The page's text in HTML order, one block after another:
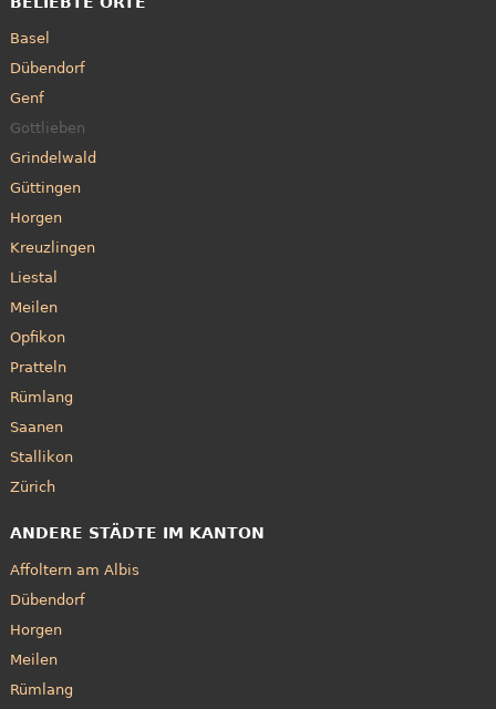
Basel
Dübendorf
Genf
Gottlieben
Grindelwald
Güttingen
Horgen
Kreuzlingen
Liestal
Meilen
Opfikon
Pratteln
Rümlang
Saanen
Stallikon
Zürich
ANDERE STÄDTE IM KANTON
Affoltern am Albis
Dübendorf
Horgen
Meilen
Rümlang